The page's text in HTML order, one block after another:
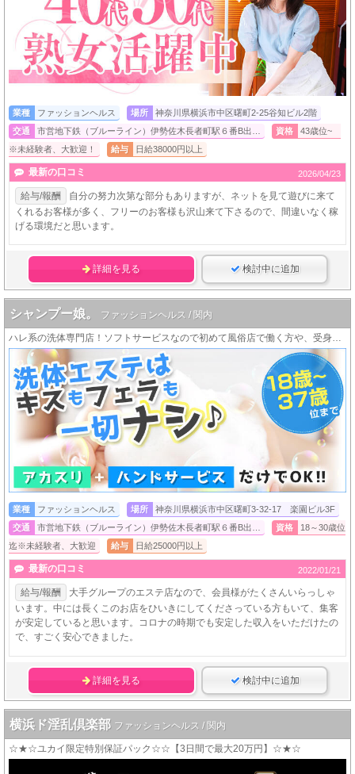
業種 ファッションヘルス 場所
神奈川県横浜市中区曙町2-25谷知ビル2階
交通
市営地下鉄（ブルーライン）伊勢佐木長者町駅６番B出… 資格
43歳位~
※未経験者、大歓迎！
給与 日給38000円以上
最新の口コミ 2026/04/23
給与/報酬
自分の努力次第な部分もありますが、ネットを見て遊びに来て
くれるお客様が多く、フリーのお客様も沢山来て下さるので、間違いなく稼
げる環境だと思います。
詳細を見る 検討中に追加
シャンプー娘。 ファッションヘルス / 関内
業種 ファッションヘルス 場所
神奈川県横浜市中区曙町3-32-17 楽園ビル3F
交通
市営地下鉄（ブルーライン）伊勢佐木長者町駅６番B出… 資格
18～30歳位
迄※未経験者、大歓迎
給与 日給25000円以上
最新の口コミ 2022/01/21
給与/報酬
大手グループのエステ店なので、会員様がたくさんいらっしゃ
います。中には長くこのお店をひいきにしてくださっている方もいて、集客
が安定していると思います。コロナの時期でも安定した収入をいただけたの
で、すごく安心できました。
詳細を見る 検討中に追加
横浜ド淫乱倶楽部 ファッションヘルス / 関内
☆★☆ユカイ限定特別保証パック☆☆【3日間で最大20万円】☆★☆